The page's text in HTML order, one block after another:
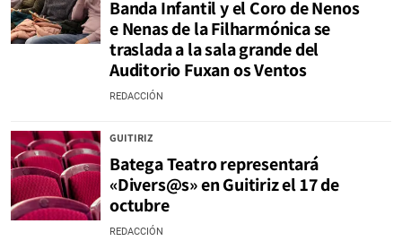
Banda Infantil y el Coro de Nenos
e Nenas de la Filharmónica se
traslada a la sala grande del
Auditorio Fuxan os Ventos
REDACCIÓN
GUITIRIZ
Batega Teatro representará
«Divers@s» en Guitiriz el 17 de
octubre
REDACCIÓN